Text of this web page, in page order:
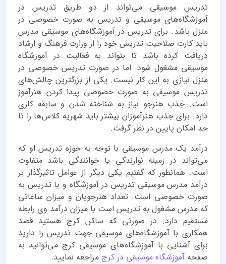
تدریس موسیقی می‌تواند از دو طریق تدریس در
آموزشگاه‌های موسیقی و تدریس به صورت خصوصی در
منزل باشد. برای تدریس در آموزشگاه‌های موسیقی مدرس
باید کارت صلاحیت تدریس خود را از وزارت فرهنگ و ارشاد
دریافت کرده باشد تا بتواند به فعالیت در آموزشگاه
موسیقی مشغول شود. اما در صورت تدریس خصوصی در
منزل نیازی به این کار نیست. یکی از بزرگترین چالش‌های
تدریس موسیقی به صورت خصوصی پیدا کردن هنرآموز
است. جذب هنرجو نیاز به شناخته شدن و سابقه کاری
دارد. برای جذب هنرآموزان بیشتر باید شهریه کلاس‌ها را تا
حد امکان پایین در نظر گرفت.
درآمد یک مدرس موسیقی با توجه به حوزه تدریس او که
می‌تواند در زمینه نوازندگی یا خوانندگی باشد متفاوت
است. همانطور که گفتیم یکی دیگر از عوامل تاثیرگذار بر
درآمد مدرس موسیقی تدریس در آموزشگاه و یا تدریس به
صورت خصوصی است. تعداد هنرجویان و میزان ساعاتی
که مدرس مشغول به تدریس است با میزان درآمد وی رابطه
مستقیم دارد. در صورتی که ساکن کرج هستید قصد
همکاری با آموزشگاه‌های موسیقی جهت تدریس را دارید
برای آشنایی با آموزشگاه‌های موسیقی کرج می‌توانید به
صفحه آموزشگاه موسیقی در کرج مراجعه نمایید.